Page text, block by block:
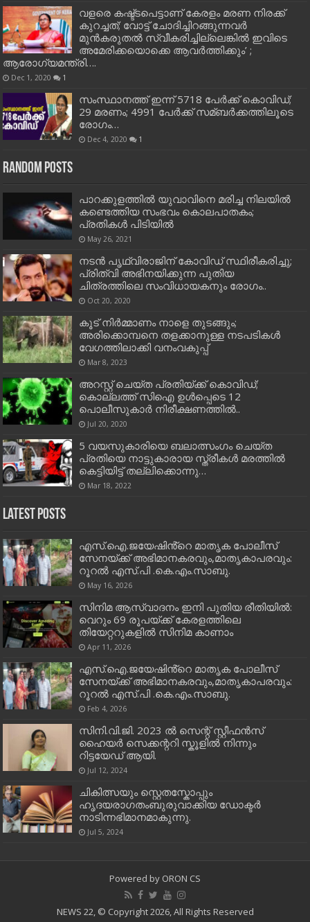
വളരെ കഷ്ട്ടപെട്ടാണ് കേരളം മരണ നിരക്ക്
കുറച്ചത്; വോട്ട് ചോദിച്ചിറങ്ങുന്നവർ
മുൻകരുതൽ സ്വീകരിച്ചില്ലെങ്കിൽ ഇവിടെ
അമേരിക്കയൊക്കെ ആവർത്തിക്കും’ ;
ആരോഗ്യമന്ത്രി….
Dec 1, 2020 1
സംസ്ഥാനത്ത് ഇന്ന് 5718 പേര്‍ക്ക് കൊവിഡ്;
29 മരണം; 4991 പേര്‍ക്ക് സമ്ബര്‍ക്കത്തിലൂടെ
രോഗം…
Dec 4, 2020 1
Random Posts
പാറക്കുളത്തില്‍ യുവാവിനെ മരിച്ച നിലയില്‍
കണ്ടെത്തിയ സംഭവം കൊലപാതകം;
പ്രതികള്‍ പിടിയില്‍
May 26, 2021
നടന്‍ പൃഥ്വിരാജിന് കോവിഡ് സ്ഥിരീകരിച്ചു;
പ്രിത്വി അഭിനയിക്കുന്ന പുതിയ
ചിത്രത്തിലെ സംവിധായകനും രോഗം..
Oct 20, 2020
കൂട് നിർമ്മാണം നാളെ തുടങ്ങും;
അരിക്കൊമ്പനെ തളക്കാനുള്ള നടപടികൾ
വേഗത്തിലാക്കി വനംവകുപ്പ്
Mar 8, 2023
അറസ്റ്റ് ചെയ്ത പ്രതിയ്ക്ക് കൊവിഡ്;
കൊല്ലത്ത് സിഐ ഉൾപ്പെടെ 12
പൊലീസുകാർ നിരീക്ഷണത്തിൽ..
Jul 20, 2020
5 വയസുകാരിയെ ബലാത്സംഗം ചെയ്ത
പ്രതിയെ നാട്ടുകാരായ സ്ത്രീകള്‍ മരത്തില്‍
കെട്ടിയിട്ട് തല്ലിക്കൊന്നു…
Mar 18, 2022
Latest Posts
എസ്.ഐ.ജയേഷിൻ്റെ മാതൃക പോലീസ്
സേനയ്ക്ക് അഭിമാനകരവും,മാതൃകാപരവും:
റൂറൽ എസ്.പി .കെ.എം.സാബു.
May 16, 2026
സിനിമ ആസ്വാദനം ഇനി പുതിയ രീതിയിൽ:
വെറും 69 രൂപയ്ക്ക് കേരളത്തിലെ
തിയേറ്ററുകളിൽ സിനിമ കാണാം
Apr 11, 2026
എസ്.ഐ.ജയേഷിൻ്റെ മാതൃക പോലീസ്
സേനയ്ക്ക് അഭിമാനകരവും,മാതൃകാപരവും:
റൂറൽ എസ്.പി .കെ.എം.സാബു.
Feb 4, 2026
സിനി.വി.ജി. 2023 ൽ സെന്റ് സ്റ്റീഫൻസ്
ഹൈയർ സെക്കന്ററി സ്കൂളിൽ നിന്നും
റിട്ടയേഡ് ആയി.
Jul 12, 2024
ചികിത്സയും സ്റ്റെതസ്കോപ്പും
ഹൃദയരാഗതംബുരുവാക്കിയ ഡോക്ടർ
നാടിന്നഭിമാനമാകുന്നു.
Jul 5, 2024
Powered by ORON CS
NEWS 22, © Copyright 2026, All Rights Reserved